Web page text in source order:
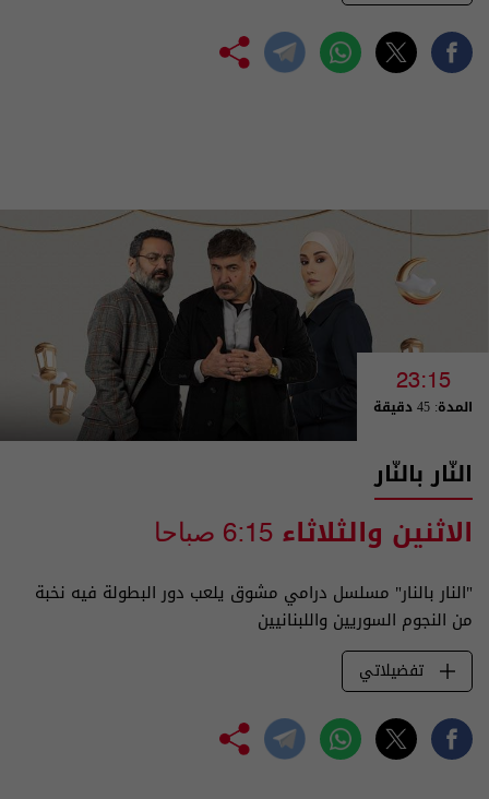
23:15
المدة: 45 دقيقة
النّار بالنّار
الاثنين والثلاثاء 6:15 صباحا
"النار بالنار" مسلسل درامي مشوق يلعب دور البطولة فيه نخبة
من النجوم السوريين واللبنانيين
تفضيلاتي